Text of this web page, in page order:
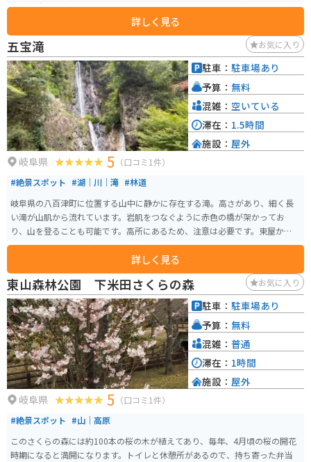
体が石造りで統一されており、おしゃれな雰囲気です。地元の新鮮な野菜や
果物を販売する農産物直売所や、揖斐川町の特産品を販売する物産館、レス
トランなどがあります。 バイクで訪れる場合、道の駅には広い駐車場が完備
されているので安心して駐車できます。揖斐川町は山に囲まれた自然豊かな
場所なので、ツーリングの休憩場所としても最適です。 周辺には、揖斐川温
泉や藤橋城など、観光スポットも点在しています。道の駅で休憩がてら、地元
の特産品やグルメを堪能してみてはいかがでしょうか。
詳しく見る
五宝滝 お気に入り
岐阜県 5 （口コミ1件）
#絶景スポット #湖｜川｜滝 #林道
岐阜県の八百津町に位置する山中に静かに存在する滝。高さがあり、細く長
い滝が山肌から流れています。岩肌をつなぐように赤色の橋が架かってお
り、山を登ることも可能です。高所にあるため、注意は必要です。東屋からの
眺めも良く、静かに座って眺めるのもおすすめです。
詳しく見る
駐車： 駐車場あり
予算： 無料
混雑： 空いている
滞在： 1.5時間
施設： 屋外
東山森林公園 下米田さくらの森 お気に入り
岐阜県 5 （口コミ1件）
#絶景スポット #山｜高原
このさくらの森には約100本の桜の木が植えてあり、毎年、4月頃の桜の開花
時期になると満開になります。トイレと休憩所があるので、持ち寄った弁当
駐車： 駐車場あり
予算： 無料
混雑： 普通
滞在： 1時間
施設： 屋外